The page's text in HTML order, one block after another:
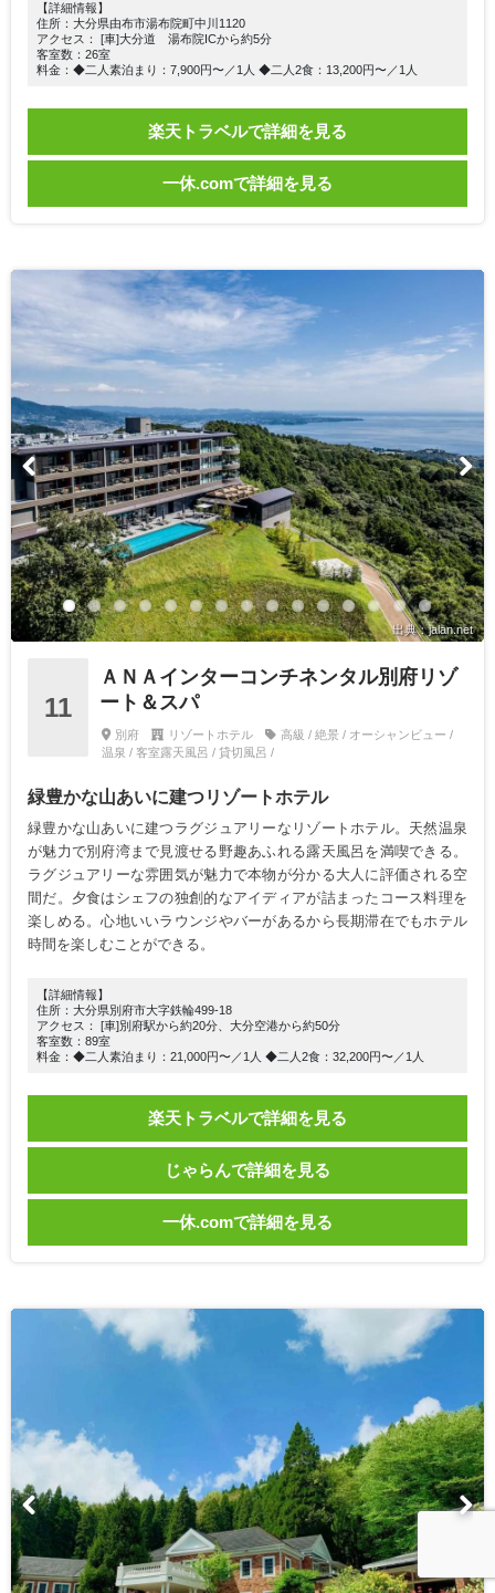
【詳細情報】
住所：大分県由布市湯布院町中川1120
アクセス： [車]大分道 湯布院ICから約5分
客室数：26室
料金：◆二人素泊まり：7,900円〜／1人 ◆二人2食：13,200円〜／1人
楽天トラベルで詳細を見る
一休.comで詳細を見る
出典：jalan.net
11
ＡＮＡインターコンチネンタル別府リゾ
ート＆スパ
別府 リゾートホテル
高級 / 絶景 / オーシャンビュー /
温泉 / 客室露天風呂 / 貸切風呂 /
緑豊かな山あいに建つリゾートホテル
緑豊かな山あいに建つラグジュアリーなリゾートホテル。天然温泉
が魅力で別府湾まで見渡せる野趣あふれる露天風呂を満喫できる。
ラグジュアリーな雰囲気が魅力で本物が分かる大人に評価される空
間だ。夕食はシェフの独創的なアイディアが詰まったコース料理を
楽しめる。心地いいラウンジやバーがあるから長期滞在でもホテル
時間を楽しむことができる。
【詳細情報】
住所：大分県別府市大字鉄輪499-18
アクセス： [車]別府駅から約20分、大分空港から約50分
客室数：89室
料金：◆二人素泊まり：21,000円〜／1人 ◆二人2食：32,200円〜／1人
楽天トラベルで詳細を見る
じゃらんで詳細を見る
一休.comで詳細を見る